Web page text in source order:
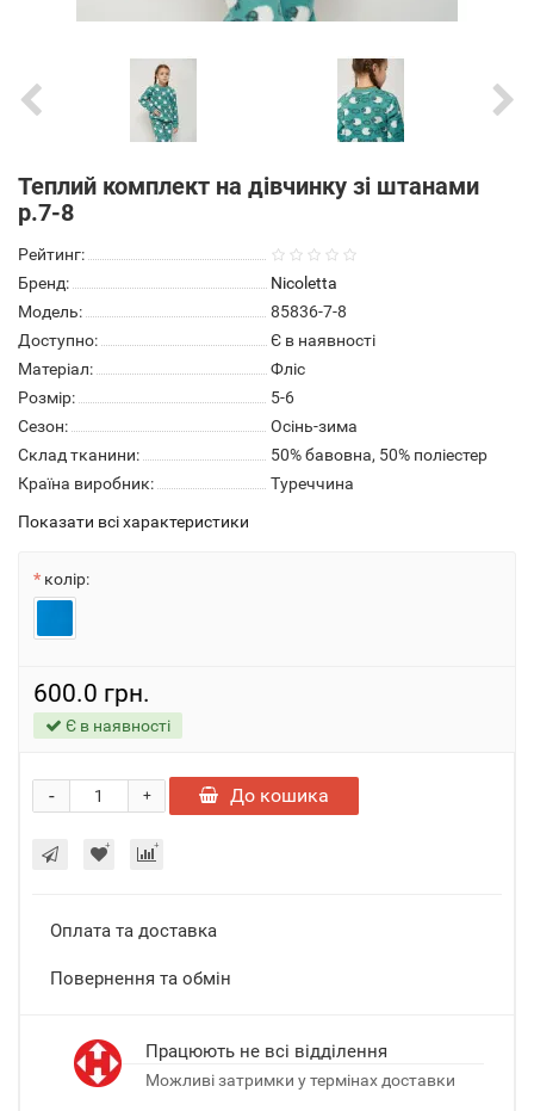
Теплий комплект на дівчинку зі штанами
р.7-8
Рейтинг:
Бренд:
Nicoletta
Модель:
85836-7-8
Доступно:
Є в наявності
Матеріал:
Фліс
Розмір:
5-6
Сезон:
Осінь-зима
Склад тканини:
50% бавовна, 50% поліестер
Країна виробник:
Туреччина
Показати всі характеристики
колір:
600.0 грн.
Є в наявності
+
- До кошика
Оплата та доставка
Повернення та обмін
Працюють не всі відділення
Можливі затримки у термінах доставки